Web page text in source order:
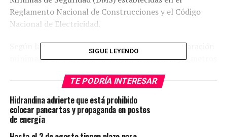
Reglamento Nacional de Construcciones y el Código
Nacional de Electricidad.
Según la normativa vigente, debe existir una separación
mínima de 2.50 metros en sentido horizontal y 4 metros
redes eléctricas de media tensión. Sin embargo, durante
las inspecciones realizadas en Trujillo, Cajamarca y
Huaraz, se detectó que muchas construcciones
continúan avanzando peligrosamente cerca e incluso
debajo de líneas eléctricas activas.
SIGUE LEYENDO
TE PODRÍA INTERESAR
Hidrandina advierte que está prohibido
colocar pancartas y propaganda en postes
de energía